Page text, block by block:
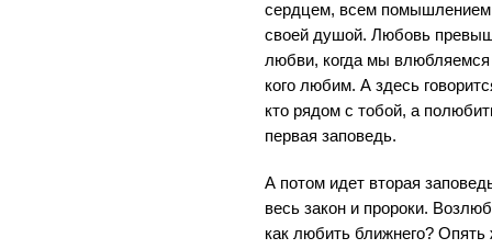
сердцем, всем
своей душой. Любовь
любви, когда мы влюбляемся
кого любим. А здесь
кто рядом с тобой, а
первая заповедь.
А потом идет вторая
весь закон и пророки.
как любить ближнего?